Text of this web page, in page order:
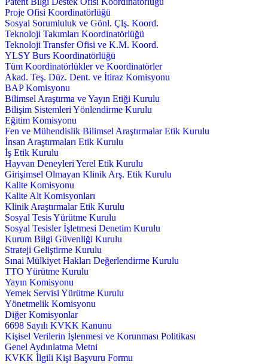
Proje Ofisi Koordinatörlüğü
Sosyal Sorumluluk ve Gönl. Çlş. Koord.
Teknoloji Takımları Koordinatörlüğü
Teknoloji Transfer Ofisi ve K.M. Koord.
YLSY Burs Koordinatörlüğü
Tüm Koordinatörlükler ve Koordinatörler
Akad. Teş. Düz. Dent. ve İtiraz Komisyonu
BAP Komisyonu
Bilimsel Araştırma ve Yayın Etiği Kurulu
Bilişim Sistemleri Yönlendirme Kurulu
Eğitim Komisyonu
Fen ve Mühendislik Bilimsel Araştırmalar Etik Kurulu
İnsan Araştırmaları Etik Kurulu
İş Etik Kurulu
Hayvan Deneyleri Yerel Etik Kurulu
Girişimsel Olmayan Klinik Arş. Etik Kurulu
Kalite Komisyonu
Kalite Alt Komisyonları
Klinik Araştırmalar Etik Kurulu
Sosyal Tesis Yürütme Kurulu
Sosyal Tesisler İşletmesi Denetim Kurulu
Kurum Bilgi Güvenliği Kurulu
Strateji Geliştirme Kurulu
Sınai Mülkiyet Hakları Değerlendirme Kurulu
TTO Yürütme Kurulu
Yayın Komisyonu
Yemek Servisi Yürütme Kurulu
Yönetmelik Komisyonu
Diğer Komisyonlar
6698 Sayılı KVKK Kanunu
Kişisel Verilerin İşlenmesi ve Korunması Politikası
Genel Aydınlatma Metni
KVKK İlgili Kişi Başvuru Formu